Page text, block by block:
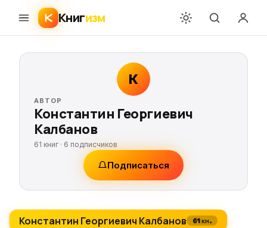
Книгизм
К
АВТОР
Константин Георгиевич
Калбанов
61 книг · 6 подписчиков
Подписаться
Константин Георгиевич Калбанов 61 кн.